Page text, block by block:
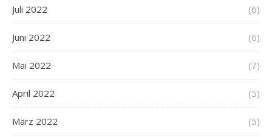
Juli 2022 (6)
Juni 2022 (6)
Mai 2022 (7)
April 2022 (5)
März 2022 (5)